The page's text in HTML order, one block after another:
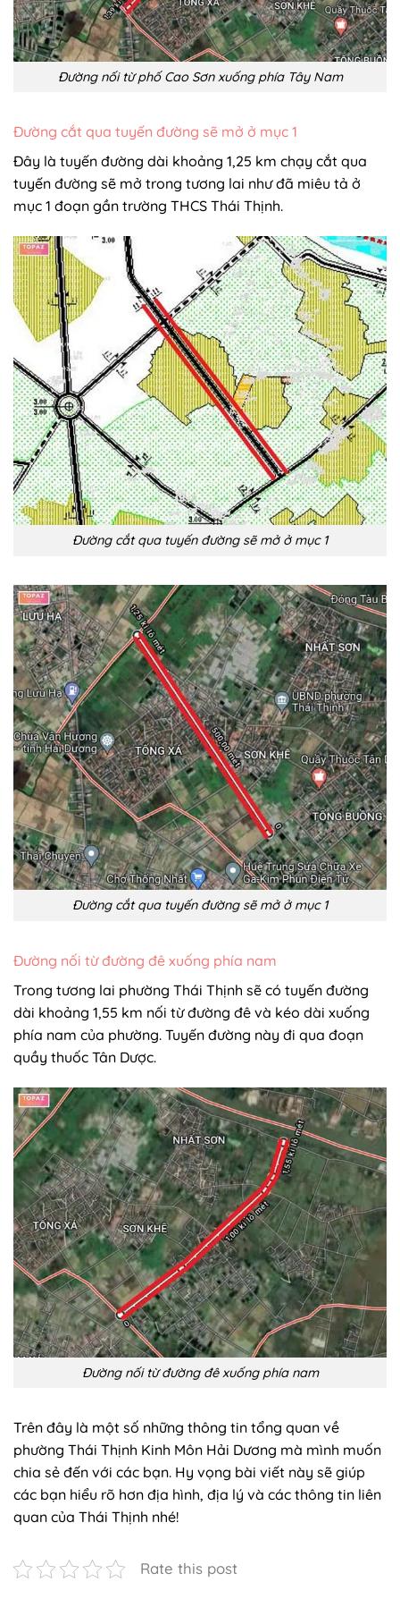
Đường nối từ phố Cao Sơn xuống phía Tây Nam
Đường cắt qua tuyến đường sẽ mở ở mục 1
Đây là tuyến đường dài khoảng 1,25 km chạy cắt qua
tuyến đường sẽ mở trong tương lai như đã miêu tả ở
mục 1 đoạn gần trường THCS Thái Thịnh.
Đường cắt qua tuyến đường sẽ mở ở mục 1
Đường cắt qua tuyến đường sẽ mở ở mục 1
Đường nối từ đường đê xuống phía nam
Trong tương lai phường Thái Thịnh sẽ có tuyến đường
dài khoảng 1,55 km nối từ đường đê và kéo dài xuống
phía nam của phường. Tuyến đường này đi qua đoạn
quầy thuốc Tân Dược.
Đường nối từ đường đê xuống phía nam
Trên đây là một số những thông tin tổng quan về
phường Thái Thịnh Kinh Môn Hải Dương mà mình muốn
chia sẻ đến với các bạn. Hy vọng bài viết này sẽ giúp
các bạn hiểu rõ hơn địa hình, địa lý và các thông tin liên
quan của Thái Thịnh nhé!
Rate this post